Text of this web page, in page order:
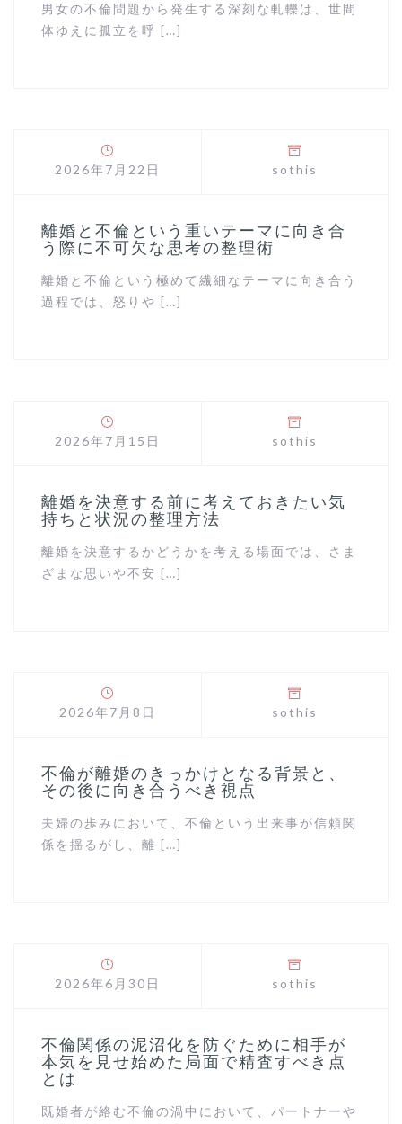
男女の不倫問題から発生する深刻な軋轢は、世間
体ゆえに孤立を呼 […]
2026年7月22日 sothis
離婚と不倫という重いテーマに向き合
う際に不可欠な思考の整理術
離婚と不倫という極めて繊細なテーマに向き合う
過程では、怒りや […]
2026年7月15日 sothis
離婚を決意する前に考えておきたい気
持ちと状況の整理方法
離婚を決意するかどうかを考える場面では、さま
ざまな思いや不安 […]
2026年7月8日 sothis
不倫が離婚のきっかけとなる背景と、
その後に向き合うべき視点
夫婦の歩みにおいて、不倫という出来事が信頼関
係を揺るがし、離 […]
2026年6月30日 sothis
不倫関係の泥沼化を防ぐために相手が
本気を見せ始めた局面で精査すべき点
とは
既婚者が絡む不倫の渦中において、パートナーや